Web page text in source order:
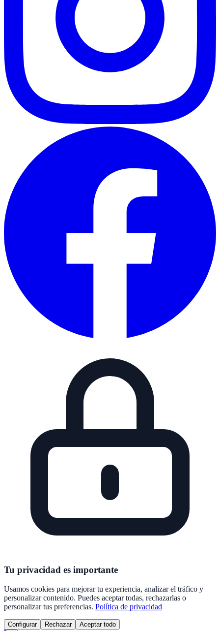
Tu privacidad es importante
Usamos cookies para mejorar tu experiencia, analizar el tráfico y
personalizar contenido. Puedes aceptar todas, rechazarlas o
personalizar tus preferencias. Política de privacidad
Configurar Rechazar
Aceptar todo